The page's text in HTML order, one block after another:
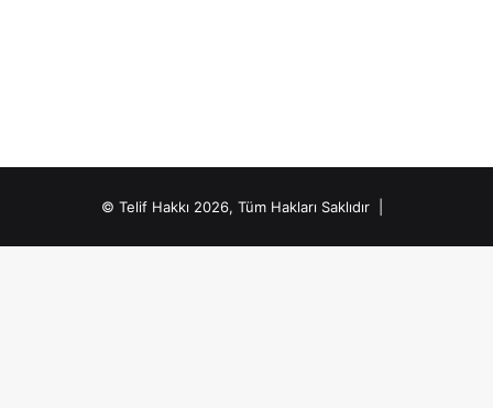
© Telif Hakkı 2026, Tüm Hakları Saklıdır |